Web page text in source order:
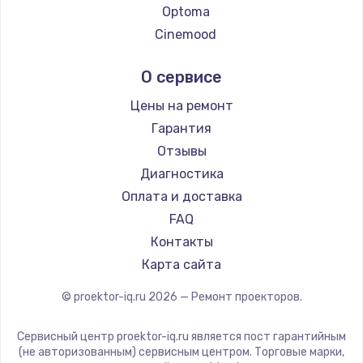
Заказать
790 руб.
Заказать
Замена динамика
Заказать
Замена корпуса
890 руб.
890 руб.
Optoma
Cinemood
Barco
Xgimi
Canon
JVC
Casio
Hiper
HITACHI
Panasonic
Hisense
О сервисе
Цены на ремонт
Гарантия
Отзывы
Диагностика
Оплата и доставка
FAQ
Контакты
Карта сайта
© proektor-iq.ru 2026 — Ремонт проекторов.
Сервисный центр proektor-iq.ru является пост гарантийным
(не авторизованным) сервисным центром. Торговые марки,